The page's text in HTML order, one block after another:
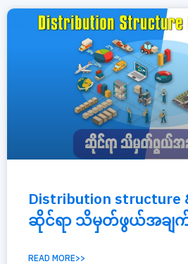
Distribution structure
ဆိုင်ရာ သိမှတ်ဖွယ်အချက်
READ MORE>>